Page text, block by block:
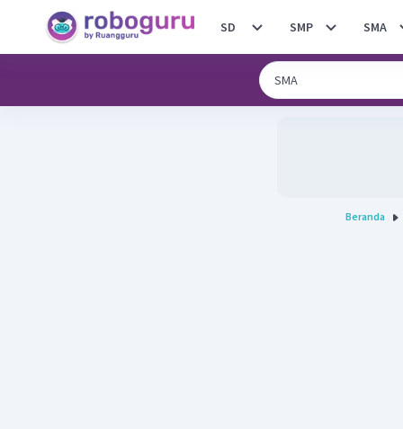
SD SMP SMA
Beranda